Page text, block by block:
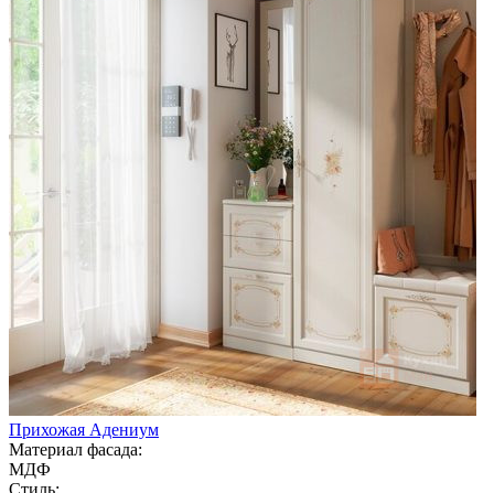
Прихожая Адениум
Материал фасада:
МДФ
Стиль: